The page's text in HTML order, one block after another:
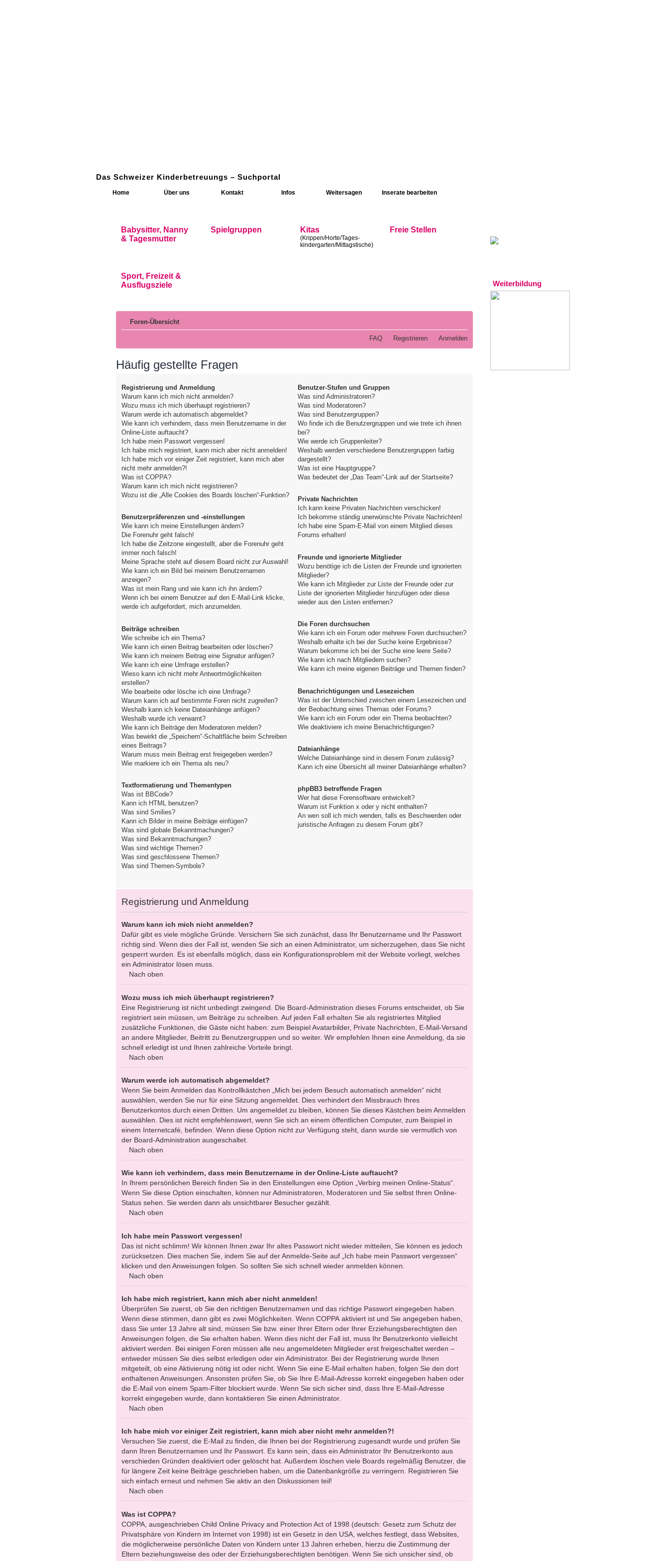
Das Schweizer Kinderbetreuungs – Suchportal
Home Über uns Kontakt Infos Weitersagen Inserate bearbeiten
Babysitter, Nanny
& Tagesmutter
Spielgruppen Kitas
(Krippen/Horte/Tages-
kindergarten/Mittagstische)
Freie Stellen
Sport, Freizeit &
Ausflugsziele
Foren-Übersicht
FAQ Registrieren Anmelden
Häufig gestellte Fragen
Registrierung und Anmeldung
Warum kann ich mich nicht anmelden?
Wozu muss ich mich überhaupt registrieren?
Warum werde ich automatisch abgemeldet?
Wie kann ich verhindern, dass mein Benutzername in der
Online-Liste auftaucht?
Ich habe mein Passwort vergessen!
Ich habe mich registriert, kann mich aber nicht anmelden!
Ich habe mich vor einiger Zeit registriert, kann mich aber
nicht mehr anmelden?!
Was ist COPPA?
Warum kann ich mich nicht registrieren?
Wozu ist die „Alle Cookies des Boards löschen“-Funktion?
Benutzerpräferenzen und -einstellungen
Wie kann ich meine Einstellungen ändern?
Die Forenuhr geht falsch!
Ich habe die Zeitzone eingestellt, aber die Forenuhr geht
immer noch falsch!
Meine Sprache steht auf diesem Board nicht zur Auswahl!
Wie kann ich ein Bild bei meinem Benutzernamen
anzeigen?
Was ist mein Rang und wie kann ich ihn ändern?
Wenn ich bei einem Benutzer auf den E-Mail-Link klicke,
werde ich aufgefordert, mich anzumelden.
Beiträge schreiben
Wie schreibe ich ein Thema?
Wie kann ich einen Beitrag bearbeiten oder löschen?
Wie kann ich meinem Beitrag eine Signatur anfügen?
Wie kann ich eine Umfrage erstellen?
Wieso kann ich nicht mehr Antwortmöglichkeiten
erstellen?
Wie bearbeite oder lösche ich eine Umfrage?
Warum kann ich auf bestimmte Foren nicht zugreifen?
Weshalb kann ich keine Dateianhänge anfügen?
Weshalb wurde ich verwarnt?
Wie kann ich Beiträge den Moderatoren melden?
Was bewirkt die „Speichern“-Schaltfläche beim Schreiben
eines Beitrags?
Warum muss mein Beitrag erst freigegeben werden?
Wie markiere ich ein Thema als neu?
Textformatierung und Thementypen
Was ist BBCode?
Kann ich HTML benutzen?
Was sind Smilies?
Kann ich Bilder in meine Beiträge einfügen?
Was sind globale Bekanntmachungen?
Was sind Bekanntmachungen?
Was sind wichtige Themen?
Was sind geschlossene Themen?
Was sind Themen-Symbole?
Benutzer-Stufen und Gruppen
Was sind Administratoren?
Was sind Moderatoren?
Was sind Benutzergruppen?
Wo finde ich die Benutzergruppen und wie trete ich ihnen
bei?
Wie werde ich Gruppenleiter?
Weshalb werden verschiedene Benutzergruppen farbig
dargestellt?
Was ist eine Hauptgruppe?
Was bedeutet der „Das Team“-Link auf der Startseite?
Private Nachrichten
Ich kann keine Privaten Nachrichten verschicken!
Ich bekomme ständig unerwünschte Private Nachrichten!
Ich habe eine Spam-E-Mail von einem Mitglied dieses
Forums erhalten!
Freunde und ignorierte Mitglieder
Wozu benötige ich die Listen der Freunde und ignorierten
Mitglieder?
Wie kann ich Mitglieder zur Liste der Freunde oder zur
Liste der ignorierten Mitglieder hinzufügen oder diese
wieder aus den Listen entfernen?
Die Foren durchsuchen
Wie kann ich ein Forum oder mehrere Foren durchsuchen?
Weshalb erhalte ich bei der Suche keine Ergebnisse?
Warum bekomme ich bei der Suche eine leere Seite?
Wie kann ich nach Mitgliedern suchen?
Wie kann ich meine eigenen Beiträge und Themen finden?
Benachrichtigungen und Lesezeichen
Was ist der Unterschied zwischen einem Lesezeichen und
der Beobachtung eines Themas oder Forums?
Wie kann ich ein Forum oder ein Thema beobachten?
Wie deaktiviere ich meine Benachrichtigungen?
Dateianhänge
Welche Dateianhänge sind in diesem Forum zulässig?
Kann ich eine Übersicht all meiner Dateianhänge erhalten?
phpBB3 betreffende Fragen
Wer hat diese Forensoftware entwickelt?
Warum ist Funktion x oder y nicht enthalten?
An wen soll ich mich wenden, falls es Beschwerden oder
juristische Anfragen zu diesem Forum gibt?
Registrierung und Anmeldung
Warum kann ich mich nicht anmelden?
Dafür gibt es viele mögliche Gründe. Versichern Sie sich zunächst, dass Ihr Benutzername und Ihr Passwort
richtig sind. Wenn dies der Fall ist, wenden Sie sich an einen Administrator, um sicherzugehen, dass Sie nicht
gesperrt wurden. Es ist ebenfalls möglich, dass ein Konfigurationsproblem mit der Website vorliegt, welches
ein Administrator lösen muss.
Nach oben
Wozu muss ich mich überhaupt registrieren?
Eine Registrierung ist nicht unbedingt zwingend. Die Board-Administration dieses Forums entscheidet, ob Sie
registriert sein müssen, um Beiträge zu schreiben. Auf jeden Fall erhalten Sie als registriertes Mitglied
zusätzliche Funktionen, die Gäste nicht haben: zum Beispiel Avatarbilder, Private Nachrichten, E-Mail-Versand
an andere Mitglieder, Beitritt zu Benutzergruppen und so weiter. Wir empfehlen Ihnen eine Anmeldung, da sie
schnell erledigt ist und Ihnen zahlreiche Vorteile bringt.
Nach oben
Warum werde ich automatisch abgemeldet?
Wenn Sie beim Anmelden das Kontrollkästchen „Mich bei jedem Besuch automatisch anmelden“ nicht
auswählen, werden Sie nur für eine Sitzung angemeldet. Dies verhindert den Missbrauch Ihres
Benutzerkontos durch einen Dritten. Um angemeldet zu bleiben, können Sie dieses Kästchen beim Anmelden
auswählen. Dies ist nicht empfehlenswert, wenn Sie sich an einem öffentlichen Computer, zum Beispiel in
einem Internetcafé, befinden. Wenn diese Option nicht zur Verfügung steht, dann wurde sie vermutlich von
der Board-Administration ausgeschaltet.
Nach oben
Wie kann ich verhindern, dass mein Benutzername in der Online-Liste auftaucht?
In Ihrem persönlichen Bereich finden Sie in den Einstellungen eine Option „Verbirg meinen Online-Status“.
Wenn Sie diese Option einschalten, können nur Administratoren, Moderatoren und Sie selbst Ihren Online-
Status sehen. Sie werden dann als unsichtbarer Besucher gezählt.
Nach oben
Ich habe mein Passwort vergessen!
Das ist nicht schlimm! Wir können Ihnen zwar Ihr altes Passwort nicht wieder mitteilen, Sie können es jedoch
zurücksetzen. Dies machen Sie, indem Sie auf der Anmelde-Seite auf „Ich habe mein Passwort vergessen“
klicken und den Anweisungen folgen. So sollten Sie sich schnell wieder anmelden können.
Nach oben
Ich habe mich registriert, kann mich aber nicht anmelden!
Überprüfen Sie zuerst, ob Sie den richtigen Benutzernamen und das richtige Passwort eingegeben haben.
Wenn diese stimmen, dann gibt es zwei Möglichkeiten. Wenn COPPAaktiviert ist und Sie angegeben haben,
dass Sie unter 13 Jahre alt sind, müssen Sie bzw. einer Ihrer Eltern oder Ihrer Erziehungsberechtigten den
Anweisungen folgen, die Sie erhalten haben. Wenn dies nicht der Fall ist, muss Ihr Benutzerkonto vielleicht
aktiviert werden. Bei einigen Foren müssen alle neu angemeldeten Mitglieder erst freigeschaltet werden –
entweder müssen Sie dies selbst erledigen oder ein Administrator. Bei der Registrierung wurde Ihnen
mitgeteilt, ob eine Aktivierung nötig ist oder nicht. Wenn Sie eine E-Mail erhalten haben, folgen Sie den dort
enthaltenen Anweisungen. Ansonsten prüfen Sie, ob Sie Ihre E-Mail-Adresse korrekt eingegeben haben oder
die E-Mail von einem Spam-Filter blockiert wurde. Wenn Sie sich sicher sind, dass Ihre E-Mail-Adresse
korrekt eingegeben wurde, dann kontaktieren Sie einen Administrator.
Nach oben
Ich habe mich vor einiger Zeit registriert, kann mich aber nicht mehr anmelden?!
Versuchen Sie zuerst, die E-Mail zu finden, die Ihnen bei der Registrierung zugesandt wurde und prüfen Sie
dann Ihren Benutzernamen und Ihr Passwort. Es kann sein, dass ein Administrator Ihr Benutzerkonto aus
verschieden Gründen deaktiviert oder gelöscht hat. Außerdem löschen viele Boards regelmäßig Benutzer, die
für längere Zeit keine Beiträge geschrieben haben, um die Datenbankgröße zu verringern. Registrieren Sie
sich einfach erneut und nehmen Sie aktiv an den Diskussionen teil!
Nach oben
Was ist COPPA?
COPPA, ausgeschrieben Child Online Privacy and Protection Act of 1998 (deutsch: Gesetz zum Schutz der
Privatsphäre von Kindern im Internet von 1998) ist ein Gesetz in den USA, welches festlegt, dass Websites,
die möglicherweise persönliche Daten von Kindern unter 13 Jahren erheben, hierzu die Zustimmung der
Eltern beziehungsweise des oder der Erziehungsberechtigten benötigen. Wenn Sie sich unsicher sind, ob
Weiterbildung